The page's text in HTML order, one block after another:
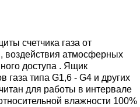
счетчика газа от
воздействия атмосферных
доступа . Ящик
газа типа G1,6 - G4 и других
для работы в интервале
влажности 100%